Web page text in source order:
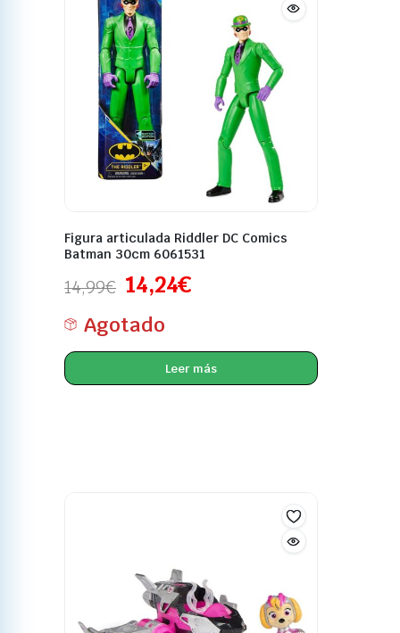
Figura articulada Riddler DC Comics
Batman 30cm 6061531
14,99€ 14,24€
Agotado
Leer más